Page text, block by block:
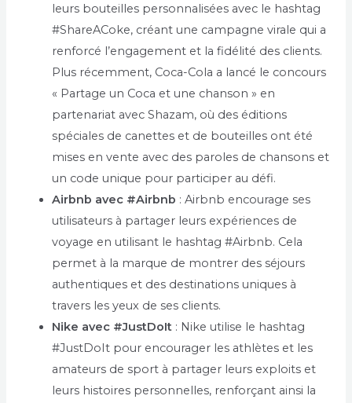
leurs bouteilles personnalisées avec le hashtag
#ShareACoke, créant une campagne virale qui a
renforcé l’engagement et la fidélité des clients.
Plus récemment, Coca-Cola a lancé le concours
« Partage un Coca et une chanson » en
partenariat avec Shazam, où des éditions
spéciales de canettes et de bouteilles ont été
mises en vente avec des paroles de chansons et
un code unique pour participer au défi.
Airbnb avec #Airbnb : Airbnb encourage ses
utilisateurs à partager leurs expériences de
voyage en utilisant le hashtag #Airbnb. Cela
permet à la marque de montrer des séjours
authentiques et des destinations uniques à
travers les yeux de ses clients.
Nike avec #JustDoIt : Nike utilise le hashtag
#JustDoIt pour encourager les athlètes et les
amateurs de sport à partager leurs exploits et
leurs histoires personnelles, renforçant ainsi la